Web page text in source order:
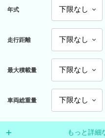
年式
走行距離
最大積載量
車両総重量
もっと詳細